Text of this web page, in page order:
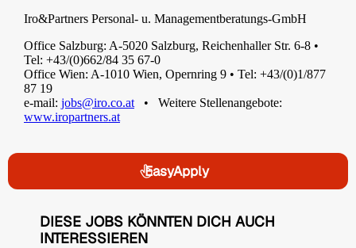
Iro&Partners Personal- u. Managementberatungs-GmbH
Office Salzburg: A-5020 Salzburg, Reichenhaller Str. 6-8 •
Tel: +43/(0)662/84 35 67-0
Office Wien: A-1010 Wien, Opernring 9 • Tel: +43/(0)1/877
87 19
e-mail: jobs@iro.co.at • Weitere Stellenangebote:
www.iropartners.at
EasyApply
DIESE JOBS KÖNNTEN DICH AUCH
INTERESSIEREN